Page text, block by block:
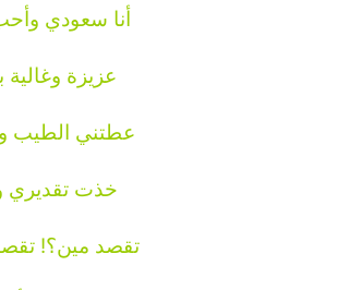
أنا سعودي
عزيزة وغالية
عطتني الطيب
خذت تقديري
تقصد مين؟!